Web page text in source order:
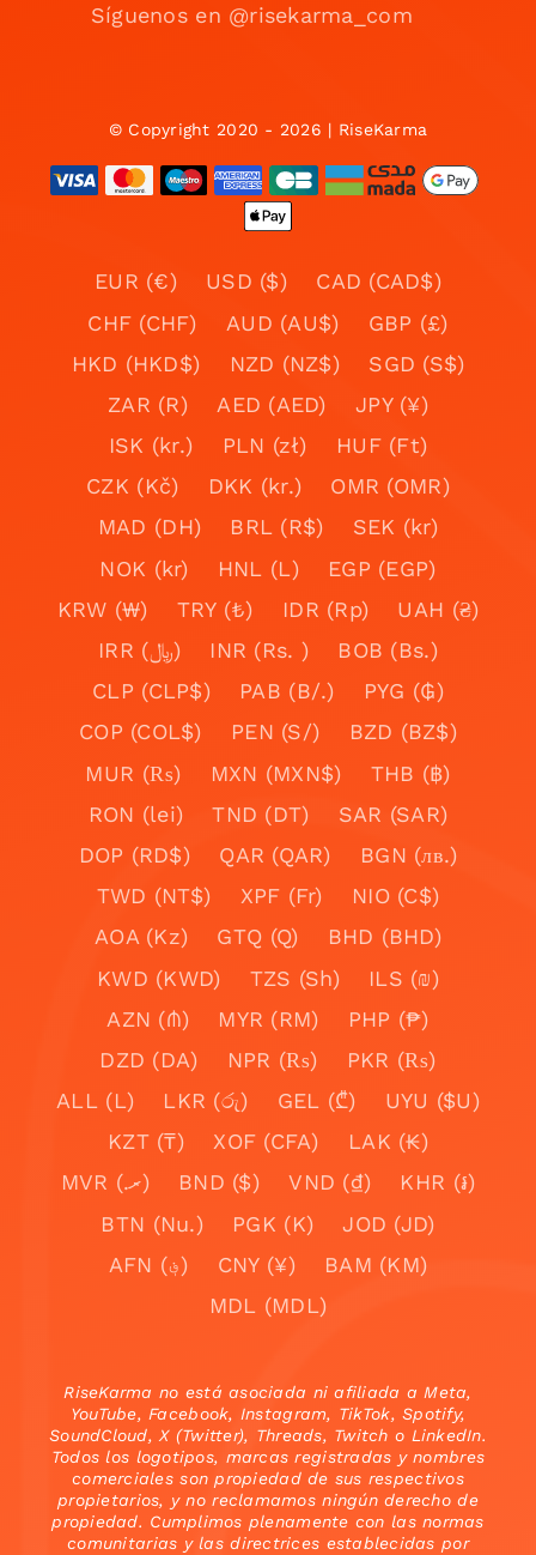
Síguenos en @risekarma_com
© Copyright 2020 - 2026 | RiseKarma
EUR (€) USD ($)
CAD (CAD$)
CHF (CHF)
AUD (AU$)
GBP (£)
HKD (HKD$)
NZD (NZ$)
SGD (S$)
ZAR (R)
AED (AED)
JPY (¥)
ISK (kr.)
PLN (zł)
HUF (Ft)
CZK (Kč)
DKK (kr.)
OMR (OMR)
MAD (DH)
BRL (R$)
SEK (kr)
NOK (kr)
HNL (L)
EGP (EGP)
KRW (₩)
TRY (₺) IDR (Rp)
UAH (₴)
IRR (﷼)
INR (Rs. )
BOB (Bs.)
CLP (CLP$)
PAB (B/.)
PYG (₲)
COP (COL$)
PEN (S/)
BZD (BZ$)
MUR (₨)
MXN (MXN$)
THB (฿)
RON (lei)
TND (DT)
SAR (SAR)
DOP (RD$)
QAR (QAR)
BGN (лв.)
TWD (NT$)
XPF (Fr)
NIO (C$)
AOA (Kz)
GTQ (Q)
BHD (BHD)
KWD (KWD)
TZS (Sh)
ILS (₪)
AZN (₼)
MYR (RM)
PHP (₱)
DZD (DA)
NPR (₨)
PKR (₨)
ALL (L)
LKR (රු) GEL (₾)
UYU ($U)
KZT (₸)
XOF (CFA)
LAK (₭)
MVR (.ރ)
BND ($) VND (₫)
KHR (៛)
BTN (Nu.)
PGK (K)
JOD (JD)
AFN (؋)
CNY (¥)
BAM (KM)
MDL (MDL)
RiseKarma no está asociada ni afiliada a Meta,
YouTube, Facebook, Instagram, TikTok, Spotify,
SoundCloud, X (Twitter), Threads, Twitch o LinkedIn.
Todos los logotipos, marcas registradas y nombres
comerciales son propiedad de sus respectivos
propietarios, y no reclamamos ningún derecho de
propiedad. Cumplimos plenamente con las normas
comunitarias y las directrices establecidas por